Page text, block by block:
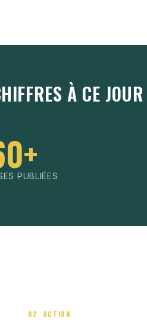
À CE JOUR
PUBLIÉES
02. ACTION